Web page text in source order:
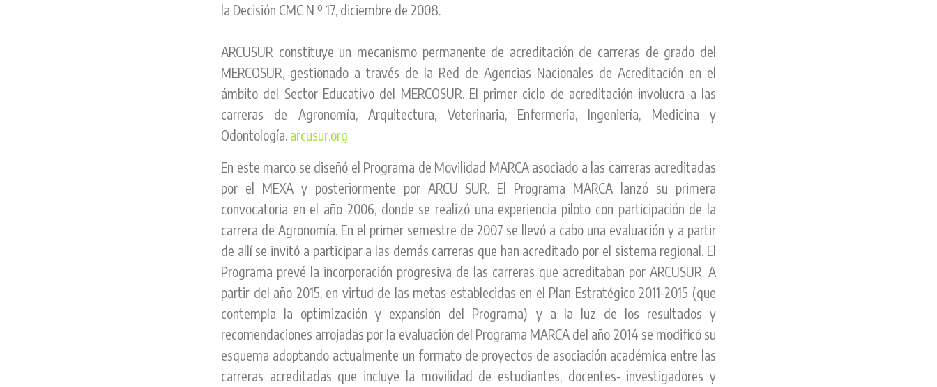
la Decisión CMC N º 17, diciembre de 2008.
ARCUSUR constituye un mecanismo permanente de acreditación de carreras de grado del
MERCOSUR, gestionado a través de la Red de Agencias Nacionales de Acreditación en el
ámbito del Sector Educativo del MERCOSUR. El primer ciclo de acreditación involucra a las
carreras de Agronomía, Arquitectura, Veterinaria, Enfermería, Ingeniería, Medicina y
Odontología. arcusur.org
En este marco se diseñó el Programa de Movilidad MARCA asociado a las carreras acreditadas
por el MEXA y posteriormente por ARCU SUR. El Programa MARCA lanzó su primera
convocatoria en el año 2006, donde se realizó una experiencia piloto con participación de la
carrera de Agronomía. En el primer semestre de 2007 se llevó a cabo una evaluación y a partir
de allí se invitó a participar a las demás carreras que han acreditado por el sistema regional. El
Programa prevé la incorporación progresiva de las carreras que acreditaban por ARCUSUR. A
partir del año 2015, en virtud de las metas establecidas en el Plan Estratégico 2011-2015 (que
contempla la optimización y expansión del Programa) y a la luz de los resultados y
recomendaciones arrojadas por la evaluación del Programa MARCA del año 2014 se modificó su
esquema adoptando actualmente un formato de proyectos de asociación académica entre las
carreras acreditadas que incluye la movilidad de estudiantes, docentes- investigadores y